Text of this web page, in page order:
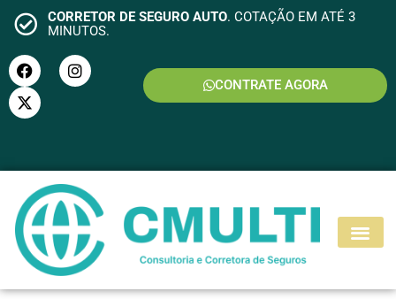
CORRETOR DE SEGURO AUTO. COTAÇÃO EM ATÉ 3
MINUTOS.
CONTRATE AGORA
SEGURO MOTO